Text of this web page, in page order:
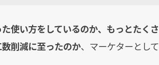
使い方をしているのか、もっとたくさ
削減に至ったのか、マーケターとして